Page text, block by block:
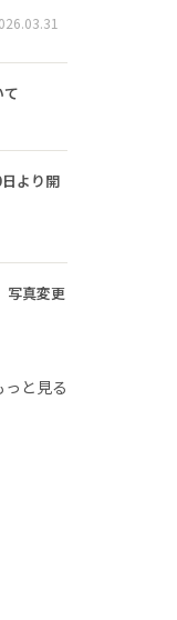
て
より開
写真変更
っと見る